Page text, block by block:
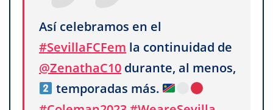
Así celebramos en el
#SevillaFCFem la continuidad de
@ZenathaC10 durante, al menos,
temporadas más.